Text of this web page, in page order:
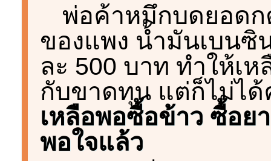
พ่อค้าหมึกบดยอด
ของแพง น้ำมันเบนซิ
ละ 500 บาท ทำให้เ
กับขาดทุน แต่ก็ไม่ไ
เหลือพอซื้อข้าว ซื้อย
พอใจแล้ว